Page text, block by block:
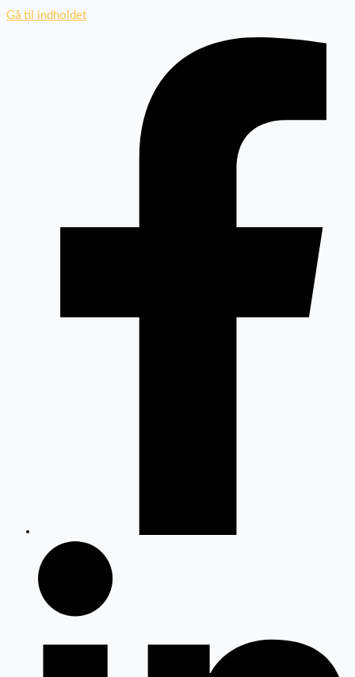
Gå til indholdet